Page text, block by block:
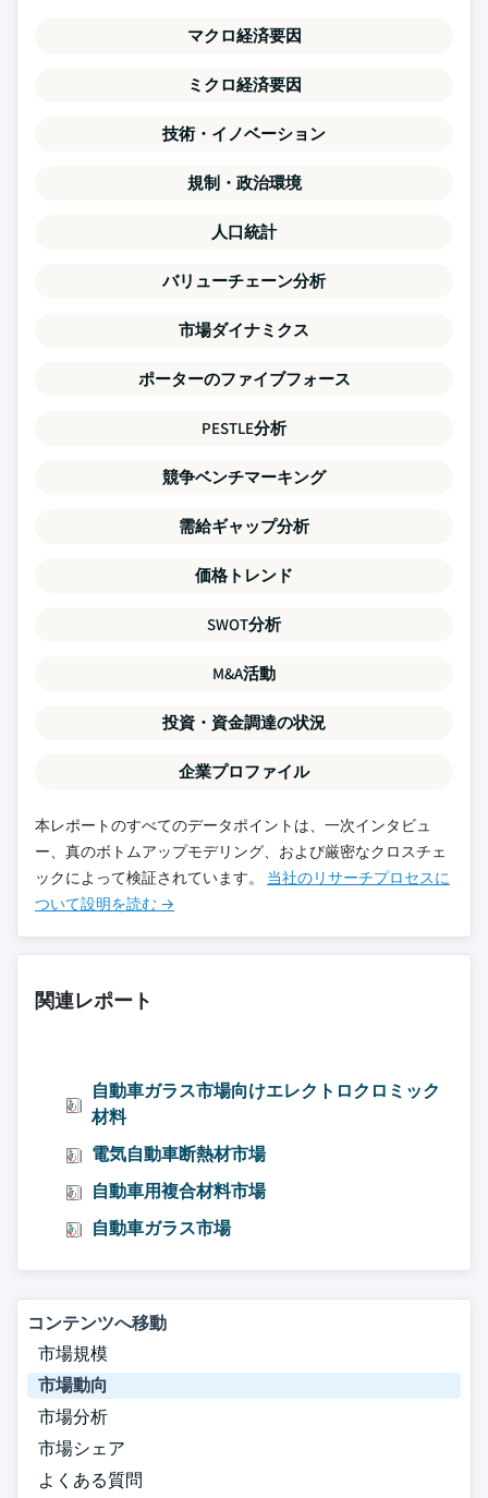
マクロ経済要因
ミクロ経済要因
技術・イノベーション
規制・政治環境
人口統計
バリューチェーン分析
市場ダイナミクス
ポーターのファイブフォース
PESTLE分析
競争ベンチマーキング
需給ギャップ分析
価格トレンド
SWOT分析
M&A活動
投資・資金調達の状況
企業プロファイル
本レポートのすべてのデータポイントは、一次インタビュ
ー、真のボトムアップモデリング、および厳密なクロスチェ
ックによって検証されています。 当社のリサーチプロセスに
ついて設明を読む →
関連レポート
自動車ガラス市場向けエレクトロクロミック
材料
電気自動車断熱材市場
自動車用複合材料市場
自動車ガラス市場
コンテンツへ移動
市場規模
市場動向
市場分析
市場シェア
よくある質問